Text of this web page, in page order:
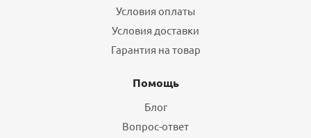
Условия оплаты
Условия доставки
Гарантия на товар
Помощь
Блог
Вопрос-ответ